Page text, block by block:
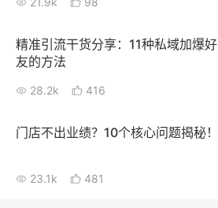
精准引流干货分享：11种私域加爆好
友的方法
28.2k 416
门店不出业绩？10个核心问题揭秘！
23.1k 481